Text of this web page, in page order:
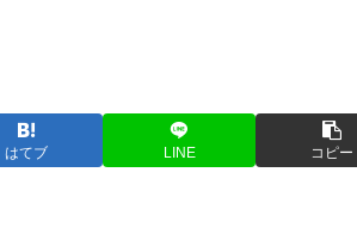
はてブ LINE コピー